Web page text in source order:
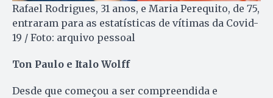
Rafael Rodrigues, 31 anos, e Maria Perequito, de 75,
entraram para as estatísticas de vítimas da Covid-
19 / Foto: arquivo pessoal
Ton Paulo e Italo Wolff
Desde que começou a ser compreendida e